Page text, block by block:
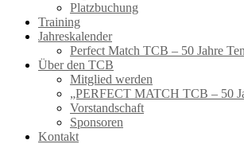
Platzbuchung
Training
Jahreskalender
Perfect Match TCB – 50 Jahre
Über den TCB
Mitglied werden
„PERFECT MATCH TCB – 50
Vorstandschaft
Sponsoren
Kontakt